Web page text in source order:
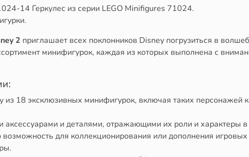
14 Геркулес из серии LEGO Minifigures 71024.
2 приглашает всех поклонников Disney погрузиться в
минифигурок, каждая из которых выполнена с
18 эксклюзивных минифигурок, включая таких персонажей
и деталями, отражающими их роли и характеры
для коллекционирования или дополнения